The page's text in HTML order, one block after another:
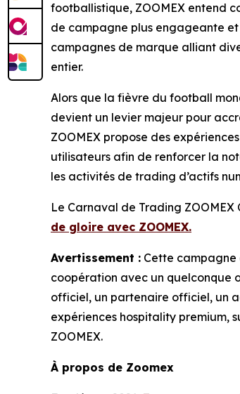
footballistique, ZOOMEX entend
de campagne plus engageante et
campagnes de marque alliant
entier.
Alors que la fièvre du football
devient un levier majeur pour
ZOOMEX propose des
utilisateurs afin de renforcer la
les activités de trading d’actifs
Le Carnaval de Trading
de gloire avec ZOOMEX.
Avertissement : Cette campagne
coopération avec un quelconque
officiel, un partenaire officiel, un
expériences hospitality premium,
ZOOMEX.
À propos de Zoomex